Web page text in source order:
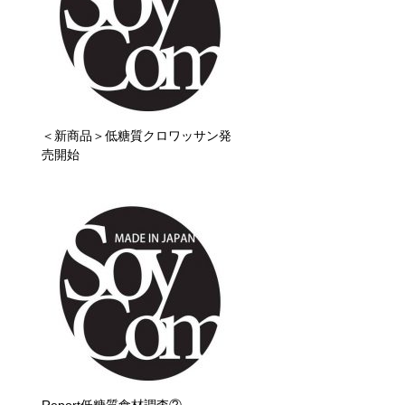
＜新商品＞低糖質クロワッサン発
売開始